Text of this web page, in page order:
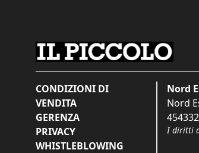
CONDIZIONI DI
VENDITA
GERENZA
PRIVACY
WHISTLEBLOWING
Nord
Nord
454332
I diritti